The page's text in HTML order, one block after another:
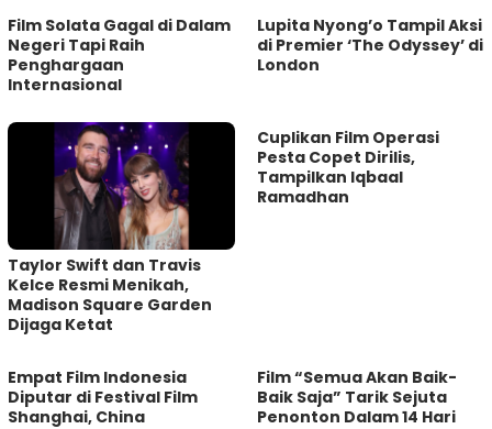
Film Solata Gagal di Dalam
Negeri Tapi Raih
Penghargaan
Internasional
Lupita Nyong’o Tampil Aksi
di Premier ‘The Odyssey’ di
London
Taylor Swift dan Travis
Kelce Resmi Menikah,
Madison Square Garden
Dijaga Ketat
Cuplikan Film Operasi
Pesta Copet Dirilis,
Tampilkan Iqbaal
Ramadhan
Empat Film Indonesia
Diputar di Festival Film
Shanghai, China
Film “Semua Akan Baik-
Baik Saja” Tarik Sejuta
Penonton Dalam 14 Hari